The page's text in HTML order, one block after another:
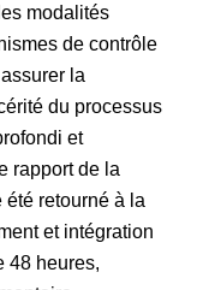
modalités
de contrôle
la
du processus
et
rapport de la
retourné à la
et intégration
48 heures,